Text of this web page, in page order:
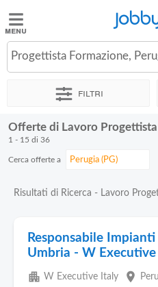
Jobbydoo
Offerte
Stipendi
professioni
Blog
Progettista Formazione,
Filtri
Offerte di Lavoro
1 - 15 di 36
Cerca offerte a
Risultati di Ricerca - Lavoro
Responsabile
Umbria - W
apartment W Executive Italy place